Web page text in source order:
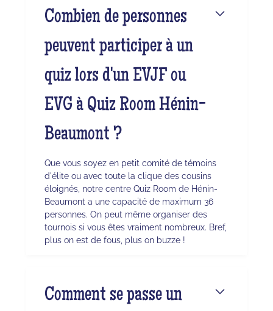
Combien de personnes
peuvent participer à un
quiz lors d'un EVJF ou
EVG à Quiz Room Hénin-
Beaumont ?
Que vous soyez en petit comité de témoins
d'élite ou avec toute la clique des cousins
éloignés, notre centre Quiz Room de Hénin-
Beaumont a une capacité de maximum 36
personnes. On peut même organiser des
tournois si vous êtes vraiment nombreux. Bref,
plus on est de fous, plus on buzze !
Comment se passe un